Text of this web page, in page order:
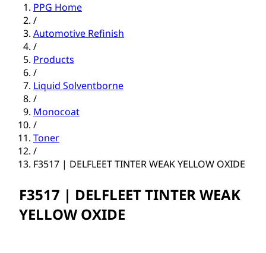
PPG Home
/
Automotive Refinish
/
Products
/
Liquid Solventborne
/
Monocoat
/
Toner
/
F3517 | DELFLEET TINTER WEAK YELLOW OXIDE
F3517 | DELFLEET TINTER WEAK
YELLOW OXIDE